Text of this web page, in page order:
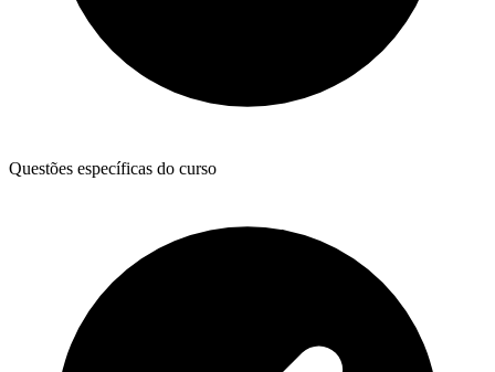
Questões específicas do curso